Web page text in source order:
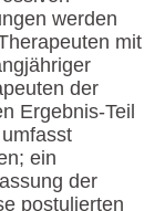
werden
mit
der
Ergebnis-Teil
ein
der
postulierten